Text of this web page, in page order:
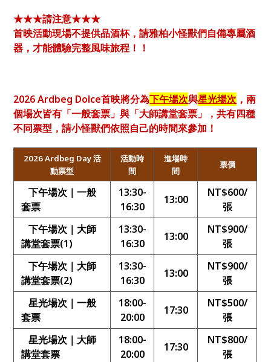
★★★請注意★★★
首映活動現場不提供品酒杯，請雅柏小怪獸們自備專屬酒
器，才能體驗完整風味旅程！！
2026 Ardbeg Dolce首映將分為下午場次與星光場次 ，兩
個場次皆有「一般套票」與「大師講堂套票」，共有四種
不同票型，請小怪獸們依照自己的時間來參加！
2026 Ardbeg Day活
動票型
活動時
間
進場時
間
票價
下午場次｜一般
套票
13:30-
16:30
13:00
NT$600/
張
下午場次｜大師
講堂套票(1)
13:30-
16:30
13:00
NT$900/
張
下午場次｜大師
講堂套票(2)
13:30-
16:30
13:00
NT$900/
張
星光場次｜一般
套票
18:00-
20:00
17:30
NT$500/
張
星光場次｜大師
講堂套票
18:00-
20:00
17:30
NT$800/
張